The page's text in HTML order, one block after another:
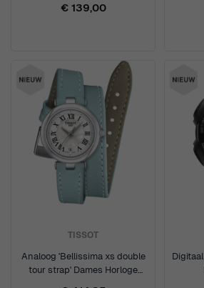
€ 139,00
TISSOT
Analoog 'Bellissima xs double
tour strap' Dames Horloge